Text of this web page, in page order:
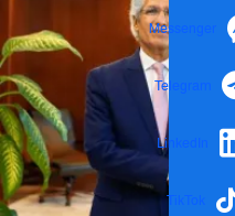
Messenger
Telegram
LinkedIn
TikTok